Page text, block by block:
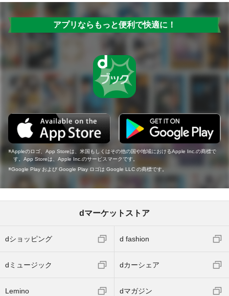
アプリならもっと便利で快適に！
Appleのロゴ、App Storeは、米国もしくはその他の国や地域におけるApple Inc.の商標で
す。App Storeは、Apple Inc.のサービスマークです。
Google Play および Google Play ロゴは Google LLC の商標です。
dマーケットストア
dショッピング d fashion
dミュージック dカーシェア
Lemino dマガジン